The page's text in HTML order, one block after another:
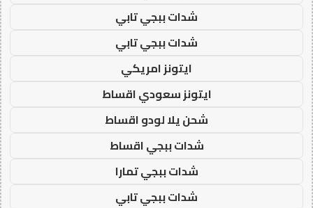
شدات ببجي تابي
شدات ببجي تابي
ايتونز امريكي
ايتونز سعودي اقساط
شحن يلا لودو اقساط
شدات ببجي اقساط
شدات ببجي تمارا
شدات ببجي تابي